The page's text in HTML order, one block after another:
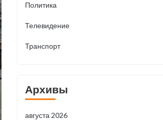
Политика
Телевидение
Транспорт
Архивы
августа 2026